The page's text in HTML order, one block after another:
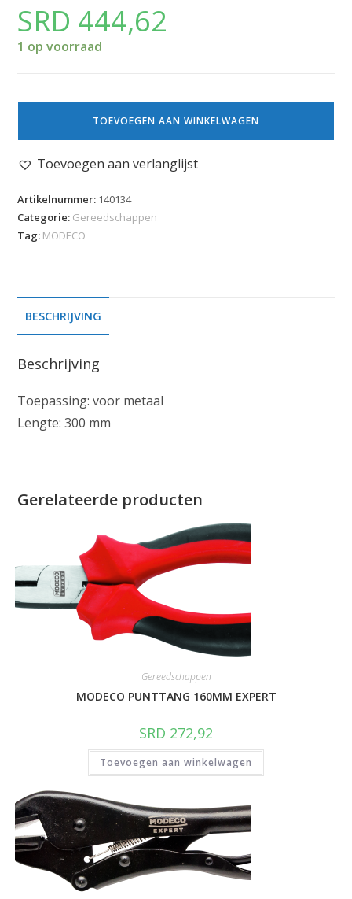
SRD 444,62
1 op voorraad
TOEVOEGEN AAN WINKELWAGEN
Toevoegen aan verlanglijst
Artikelnummer: 140134
Categorie: Gereedschappen
Tag: MODECO
BESCHRIJVING
Beschrijving
Toepassing: voor metaal
Lengte: 300 mm
Gerelateerde producten
Gereedschappen
MODECO PUNTTANG 160MM EXPERT
SRD 272,92
Toevoegen aan winkelwagen